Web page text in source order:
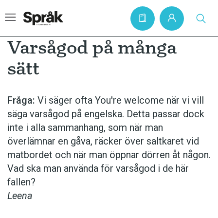
Artiklar
Krönikor
Språkfrågor
Skrivtips
Bokrecensioner
Kviss
Varsågod på många
sätt
Fråga: Vi säger ofta You're welcome när vi vill
säga varsågod på engelska. Detta passar dock
inte i alla sammanhang, som när man
överlämnar en gåva, räcker över saltkaret vid
matbordet och när man öppnar dörren åt någon.
Vad ska man använda för varsågod i de här
fallen?
Leena